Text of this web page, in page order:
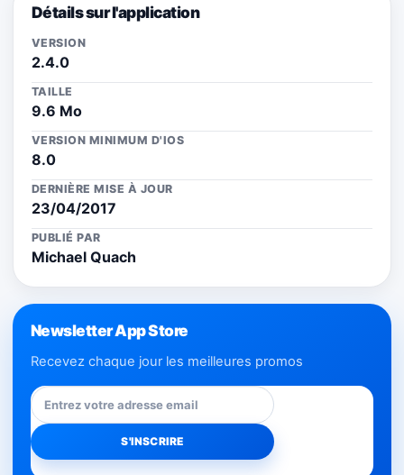
Détails sur l'application
VERSION
2.4.0
TAILLE
9.6 Mo
VERSION MINIMUM D'IOS
8.0
DERNIÈRE MISE À JOUR
23/04/2017
PUBLIÉ PAR
Michael Quach
Newsletter App Store
Recevez chaque jour les meilleures promos